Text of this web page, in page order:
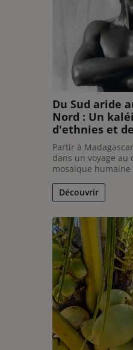
Du Sud aride
Nord : Un
d'ethnies et
Partir à
dans un voyage au
mosaïque
unique, tissée de
croyances et
Pour le voyageur
Découvrir